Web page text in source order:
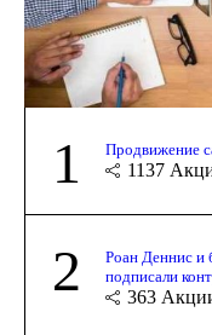
1 Продвижение
1137
2
Роан Деннис и
подписали
363